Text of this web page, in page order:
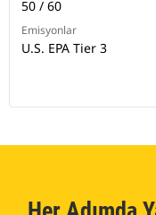
50 / 60
Emisyonlar
U.S. EPA Tier 3